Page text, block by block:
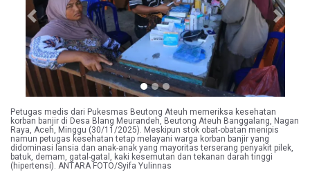
Previous Next
Petugas medis dari Pukesmas Beutong Ateuh memeriksa kesehatan
korban banjir di Desa Blang Meurandeh, Beutong Ateuh Banggalang, Nagan
Raya, Aceh, Minggu (30/11/2025). Meskipun stok obat-obatan menipis
namun petugas kesehatan tetap melayani warga korban banjir yang
didominasi lansia dan anak-anak yang mayoritas terserang penyakit pilek,
batuk, demam, gatal-gatal, kaki kesemutan dan tekanan darah tinggi
(hipertensi). ANTARA FOTO/Syifa Yulinnas